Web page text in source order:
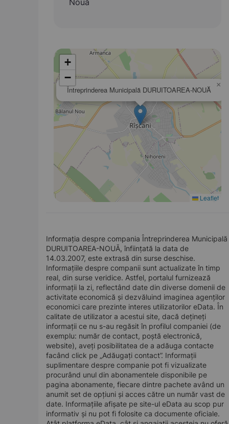
Nouă
Întreprinderea Municipală DURUITOAREA-NOUĂ
×
+
−
Leaflet
Informația despre compania Întreprinderea Municipală
DURUITOAREA-NOUĂ, înființată la data de
14.03.2007, este extrasă din surse deschise.
Informațiile despre companii sunt actualizate în timp
real, din surse veridice. Astfel, portalul furnizează
informații la zi, reflectând date din diverse domenii de
activitate economică și dezvăluind imaginea agenților
economici care prezinte interes utilizatorilor eData. În
calitate de utilizator a acestui site, dacă dețineți
informații ce nu s-au regăsit în profilul companiei (de
exemplu: număr de contact, poștă electronică,
website), aveți posibilitatea de a adăuga contacte
facând click pe „Adăugați contact”. Informații
suplimentare despre companie pot fi vizualizate
procurând unul din abonamentele disponibile pe
pagina abonamente, fiecare dintre pachete având un
anumit set de opțiuni și acces către un număr vast de
date. Informațiile afișate pe site-ul eData au scop pur
informativ și nu pot fi folosite ca documente oficiale.